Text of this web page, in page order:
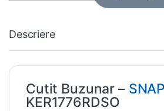
Descriere
Cutit Buzunar –
KER1776RDSO